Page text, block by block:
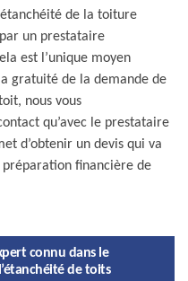
de la toiture
un prestataire
est l’unique moyen
gratuité de la demande de
nous vous
qu’avec le prestataire
d’obtenir un devis qui va
financière de
connu dans le
de toits